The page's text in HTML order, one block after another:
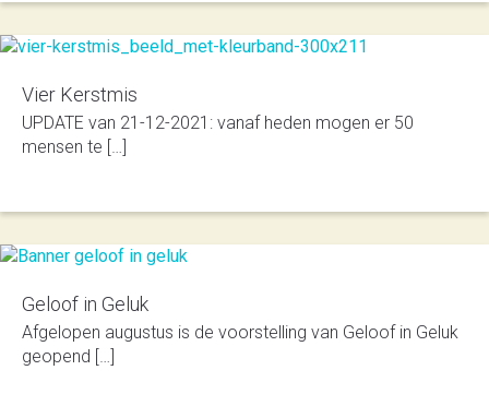
Vier Kerstmis
UPDATE van 21-12-2021: vanaf heden mogen er 50
mensen te […]
Geloof in Geluk
Afgelopen augustus is de voorstelling van Geloof in Geluk
geopend […]